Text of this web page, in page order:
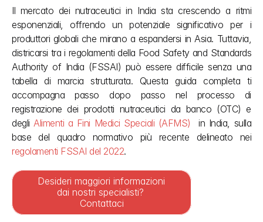
Il mercato dei nutraceutici in India sta crescendo a ritmi
esponenziali, offrendo un potenziale significativo per i
produttori globali che mirano a espandersi in Asia. Tuttavia,
districarsi tra i regolamenti della Food Safety and Standards
Authority of India (FSSAI) può essere difficile senza una
tabella di marcia strutturata. Questa guida completa ti
accompagna passo dopo passo nel processo di
registrazione dei prodotti nutraceutici da banco (OTC) e
degli Alimenti a Fini Medici Speciali (AFMS)
in India, sulla
regolamenti FSSAI del 2022.
Desideri maggiori informazioni
dai nostri specialisti?
Contattaci